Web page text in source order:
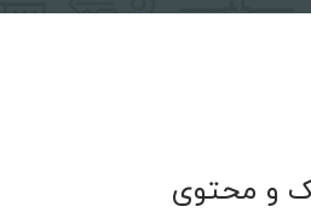
و محتوی